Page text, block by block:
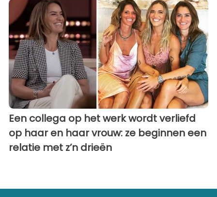
Een collega op het werk wordt verliefd
op haar en haar vrouw: ze beginnen een
relatie met z’n drieën